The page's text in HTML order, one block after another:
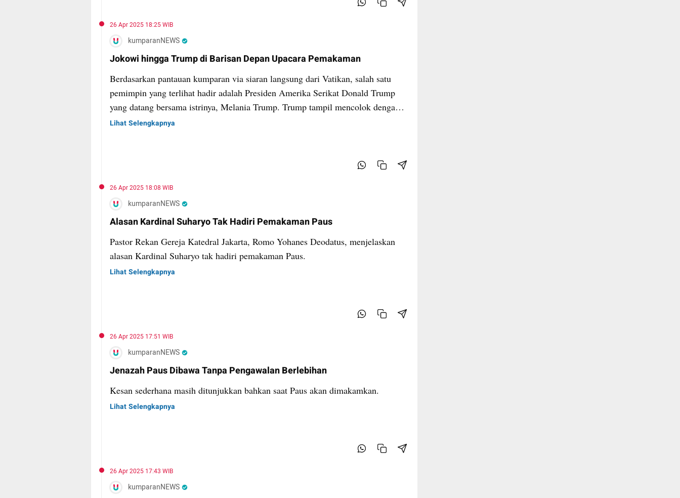
26 Apr 2025 18:25 WIB
kumparanNEWS
Jokowi hingga Trump di Barisan Depan Upacara Pemakaman
Berdasarkan pantauan kumparan via siaran langsung dari Vatikan, salah satu
pemimpin yang terlihat hadir adalah Presiden Amerika Serikat Donald Trump
yang datang bersama istrinya, Melania Trump. Trump tampil mencolok dengan
setelan jas berwarna navy di antara para pemimpin lainnya yang mengenakan
Lihat Selengkapnya
26 Apr 2025 18:08 WIB
kumparanNEWS
Alasan Kardinal Suharyo Tak Hadiri Pemakaman Paus
Pastor Rekan Gereja Katedral Jakarta, Romo Yohanes Deodatus, menjelaskan
alasan Kardinal Suharyo tak hadiri pemakaman Paus.
Lihat Selengkapnya
26 Apr 2025 17:51 WIB
kumparanNEWS
Jenazah Paus Dibawa Tanpa Pengawalan Berlebihan
Kesan sederhana masih ditunjukkan bahkan saat Paus akan dimakamkan.
Lihat Selengkapnya
26 Apr 2025 17:43 WIB
kumparanNEWS